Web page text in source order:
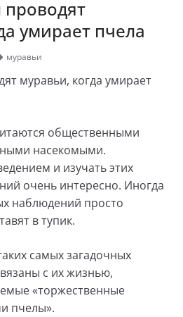
проводят
умирает пчела
муравьи
муравьи, когда умирает
общественными
насекомыми.
и изучать этих
очень интересно. Иногда
наблюдений просто
в тупик.
самых загадочных
с их жизнью,
«торжественные
пчелы».